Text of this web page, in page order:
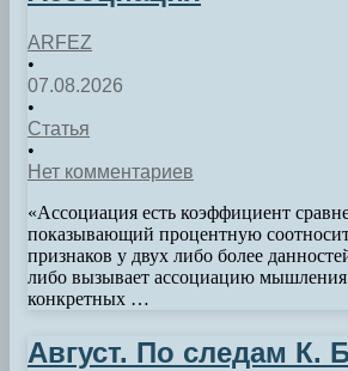
ARFEZ
•
07.08.2026
•
Статья
•
Нет комментариев
«Ассоциация есть коэффициент
показывающий процентную
признаков у двух либо более
либо вызывает ассоциацию
конкретных …
Август. По следам К.